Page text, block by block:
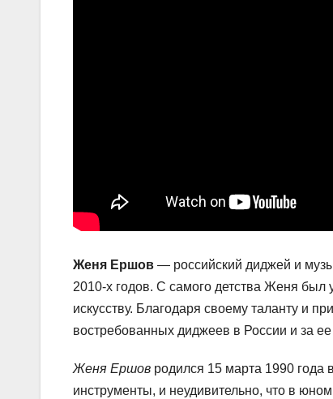
Женя Ершов — российский диджей и
2010-х годов. С самого детства Женя был
искусству. Благодаря своему таланту и
востребованных диджеев в России и за
Женя Ершов родился 15 марта 1990 года
инструменты, и неудивительно, что в